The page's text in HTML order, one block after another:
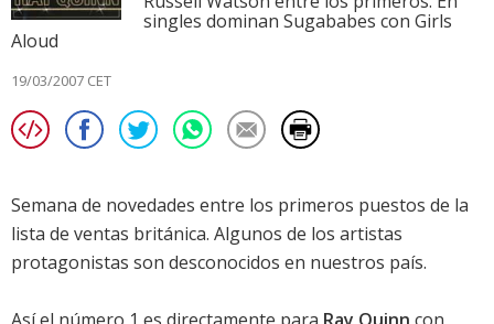
singles dominan Sugababes con Girls
Aloud
19/03/2007 CET
Semana de novedades entre los primeros puestos de la
lista de ventas británica. Algunos de los artistas
protagonistas son desconocidos en nuestros país.